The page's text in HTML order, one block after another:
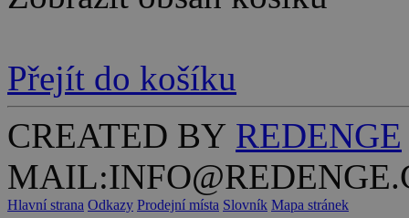
Přejít do košíku
CREATED BY REDENGE
Hlavní strana Odkazy Prodejní místa Slovník Mapa stránek